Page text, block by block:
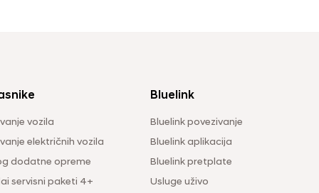
vozila
električnih vozila
dodatne opreme
servisni paketi 4+
Bluelink
Bluelink povezivanje
Bluelink aplikacija
Bluelink pretplate
Usluge uživo